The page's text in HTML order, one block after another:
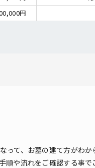
円
て、お墓の建て方がわか
や流れをご確認する事で